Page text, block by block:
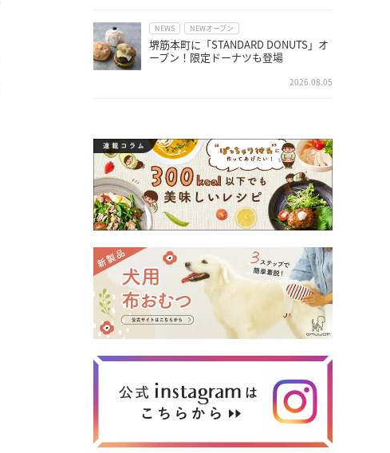
NEWS NEWオープン
堺筋本町に「STANDARD DONUTS」オ
ープン！限定ドーナツも登場
2026.08.05